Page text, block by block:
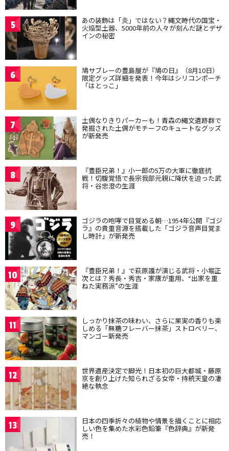
5 あの装飾は「炎」ではない？縄文時代の国宝・
火焔型土器、5000年前の人々が刻んだ謎とデザ
インの秘密
6 鳩サブレーの豊島屋が『鳩の日』（8月10日）
限定グッズ詳細を発表！今年はシリコンポーチ
「はとっこ」
7 土偶なりきりパーカーも！青森の縄文遺跡群で
発掘された土偶がモチーフのキュートなグッズ
が新発売
8 『豊臣兄弟！』小一郎の5万の大軍に徹底抗
戦！切腹覚悟で長宗我部元親に降伏を迫った武
将・谷忠澄の生涯
9 ゴジラの咆哮で目覚める朝…1954年公開『ゴジ
ラ』の貴重音源を搭載した「ゴジラ音声目覚ま
し時計」が新発売
10 『豊臣兄弟！』で萩原護が演じる武将・小堀正
次とは？秀長・秀吉・家康が重用、“出家を重
ねた実務派”の生涯
11 しっかり抹茶の味わい、さらに果実の香りも楽
しめる「無糖フレーバー抹茶」ストロベリー、
マンゴー新発売
12 世界遺産決定で脚光！日本初の巨大都城・藤原
京を創り上げた知られざる女帝・持統天皇の凄
絶な執念
13 日本の四季折々の植物や情景を描くことに相応
しい色を集めた水彩色鉛筆『色辞典』が新発
売！